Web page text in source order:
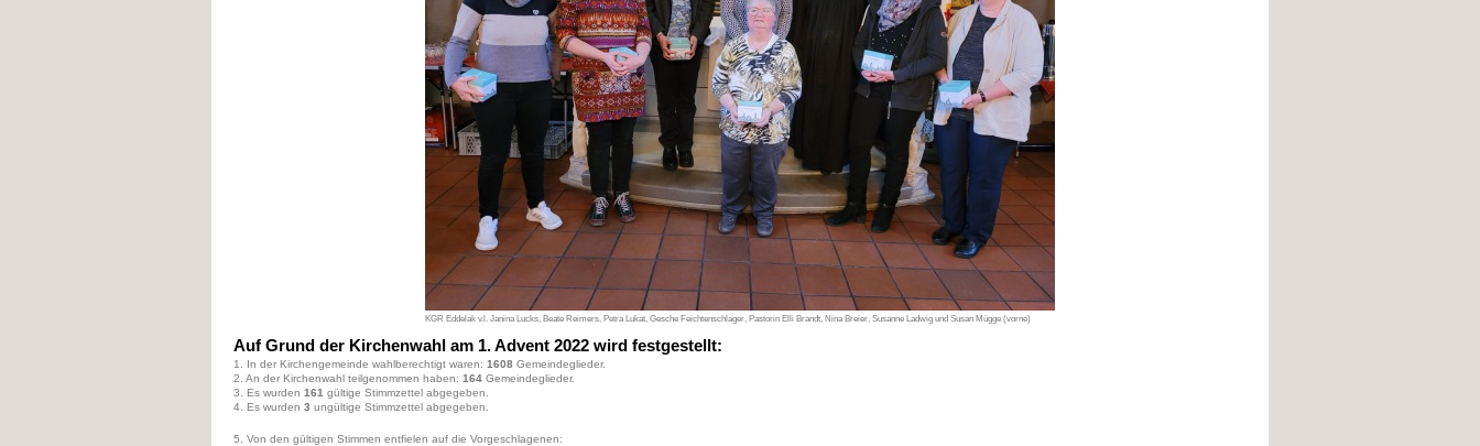
KGR Eddelak v.l. Janina Lucks, Beate Reimers, Petra Lukat, Gesche Feichtenschlager, Pastorin Elli Brandt, Nina Breier, Susanne Ladwig und Susan Mügge (vorne)
Auf Grund der Kirchenwahl am 1. Advent 2022 wird festgestellt:
1. In der Kirchengemeinde wahlberechtigt waren: 1608 Gemeindeglieder.
2. An der Kirchenwahl teilgenommen haben: 164 Gemeindeglieder.
3. Es wurden 161 gültige Stimmzettel abgegeben.
4. Es wurden 3 ungültige Stimmzettel abgegeben.
5. Von den gültigen Stimmen entfielen auf die Vorgeschlagenen: